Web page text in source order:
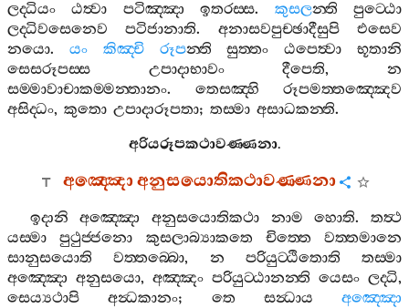
ලද‍්ධියං
ඨත්‍වා පටිඤ‍්ඤා ඉතරස‍්ස. කුසලන‍්ති
පුට‍්ඨො
ලද‍්ධිවසෙනෙව
පටිජානාති. අනාසවපුච‍්ඡාදීසුපි
එසෙව
නයො. යං කිඤ‍්චි රූපන‍්ති සුත‍්තං ඨපෙත්‍වා
භූතානි
සෙසරූපස‍්ස
උපාදාභාවං දීපෙති,න
සම‍්මාවාචාකම‍්මන‍්තානං. තෙසඤ‍්හි
රූපමත‍්තඤ‍්ඤෙව
අසිද‍්ධං, කුතො උපාදාරූපතා; තස‍්මා අසාධකන‍්ති.
අරියරූපකථාවණ‍්ණනා.
අඤ‍්ඤොඅනුසයොතිකථාවණ‍්ණනා
ඉදානි අඤ‍්ඤො අනුසයොතිකථා නාම හොති.තත්‍ථ
යස‍්මා
පුථුජ‍්ජනො කුසලාබ්‍යාකතෙ චිත‍්තෙ
වත‍්තමානෙ
සානුසයොති
වත‍්තබ‍්බො, න පරියුට‍්ඨිතොති
තස‍්මා
අඤ‍්ඤො අනුසයො, අඤ‍්ඤං පරියුට‍්ඨානන‍්ති යෙසං ලද‍්ධි,
සෙය්‍යථාපි
අන්‍ධකානං; තෙ සන්‍ධාය
අඤ‍්ඤො